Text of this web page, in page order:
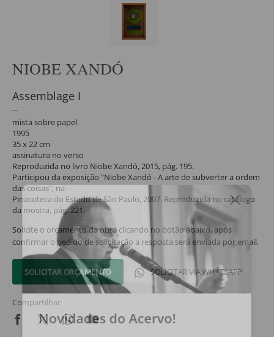
NIOBE XANDÓ
Assemblage I
mista sobre papel
1995
35 x 22 cm
assinatura no verso
Reproduzida no livro Niobe Xandó, 2015, pág. 195.
Participou da exposição "Niobe Xandó - A arte de subverter a ordem
das coisas", na
Pinacoteca do Estado de São Paulo, 2007. Reproduzida no catálogo
da mostra, pág. 221.
Solicite o orçamento da obra clicando no botão abaixo, após
confirmar o pedido de solicitação a resposta será enviada por email.
SOLICITAR ORÇAMENTO SOLICITAR VIA WHATSAPP
Compartilhar
Novidades do Acervo!